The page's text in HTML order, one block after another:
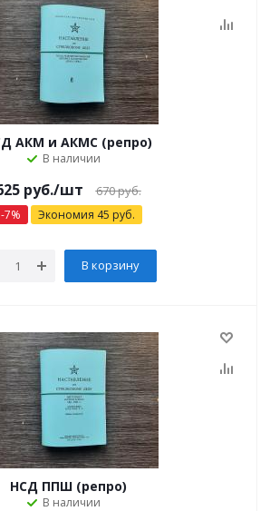
АКМ и АКМС (репро)
В наличии
руб./шт 670руб.
-7% Экономия 45 руб.
В корзину
НСД ППШ (репро)
В наличии